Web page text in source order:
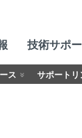
技術サポ
ス サポートリ